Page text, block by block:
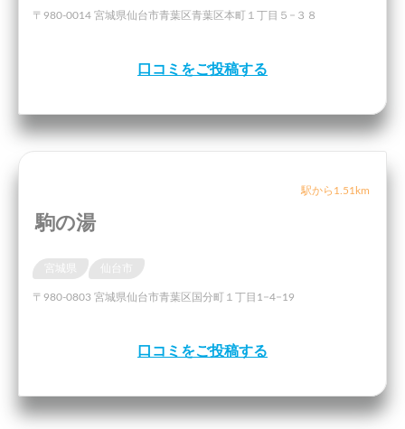
〒980-0014 宮城県仙台市青葉区青葉区本町１丁目５−３８
口コミをご投稿する
駅から1.51km
駒の湯
〒980-0803 宮城県仙台市青葉区国分町１丁目1−4−19
口コミをご投稿する